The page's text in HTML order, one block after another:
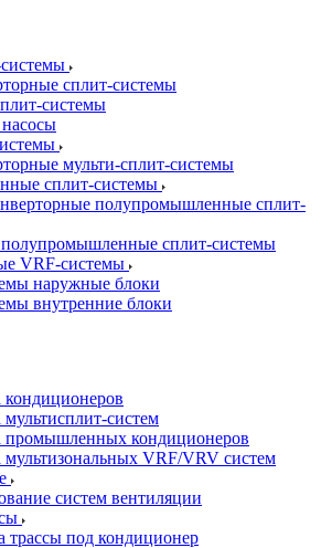
сплит-системы
системы
мульти-сплит-системы
сплит-системы
полупромышленные сплит-
сплит-системы
VRF-системы
наружные блоки
внутренние блоки
кондиционеров
мультисплит-систем
промышленных кондиционеров
мультизональных VRF/VRV систем
систем вентиляции
трассы под кондиционер